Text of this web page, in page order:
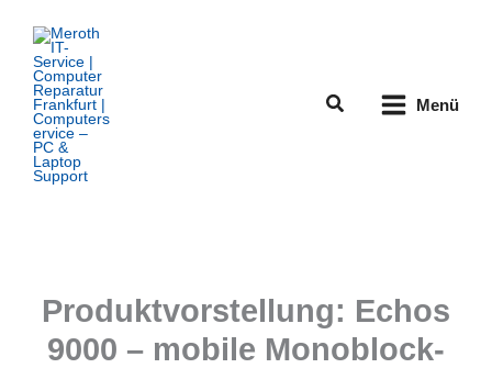
Inhalt
springen
Suchen Menü
Produktvorstellung: Echos
9000 – mobile Monoblock-